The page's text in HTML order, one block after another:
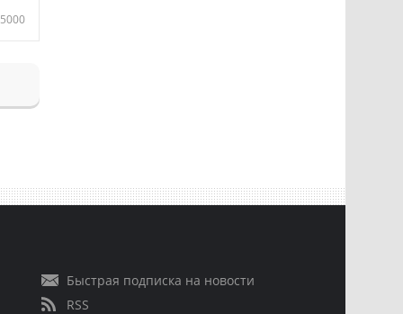
5000
Быстрая подписка на новости
RSS